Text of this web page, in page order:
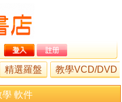
精選羅盤 教學VCD/DVD
學 軟件